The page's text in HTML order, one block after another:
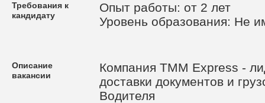
Требования к
кандидату
Опыт работы: от 2 лет
Уровень образования: Не
Описание
вакансии
Компания TMM Express -
доставки документов и
Водителя